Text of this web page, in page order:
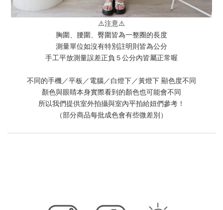
⚠️注意⚠️
胸圍、腰圍、臀圍皆為一整圈的長度
測量單位如沒有特別註明則皆為公分
手工平放測量誤差正負５公分內皆屬正常喔
不同的手機／平板／電腦／白燈下／黃燈下 顯色度不同
顏色與眼睛本身實際看到的顏色也可能會不同
所以我們提供室外拍攝與室內平拍給妞們參考！
（部分商品每批成色會有些微差別）